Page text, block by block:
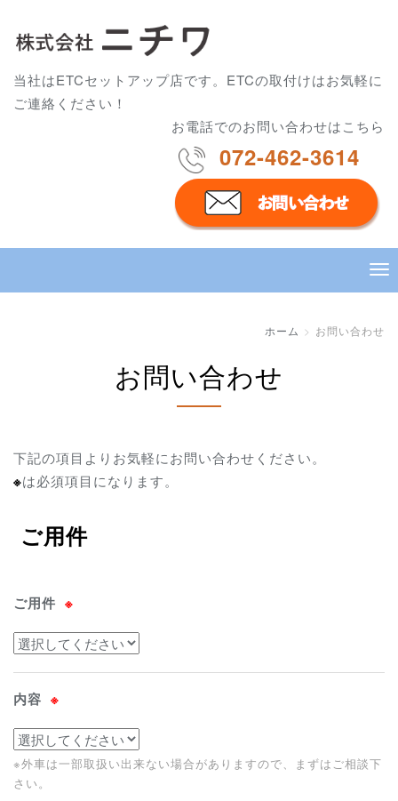
当社はETCセットアップ店です。ETCの取付けはお気軽に
ご連絡ください！
お電話でのお問い合わせはこちら
072-462-3614
ホーム お問い合わせ
お問い合わせ
下記の項目よりお気軽にお問い合わせください。
※は必須項目になります。
ご用件
ご用件 ※
内容 ※
※外車は一部取扱い出来ない場合がありますので、まずはご相談下
さい。